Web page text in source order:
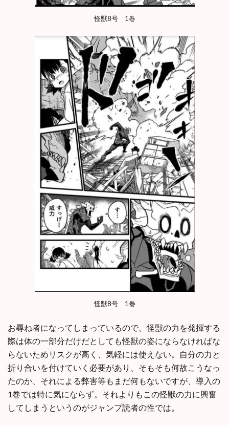
怪獣8号 1巻
怪獣8号 1巻
お尋ね者になってしまっているので、怪獣の力を発揮する
際は体の一部分だけだとしても怪獣の姿にならなければな
らないためリスクが高く、気軽には使えない。自分の力と
折り合いを付けていく必要があり、そもそも何故こうなっ
たのか、それによる弊害等もまだ何もないですが、導入の
1巻では特に気にならず。それよりもこの怪獣の力に興奮
してしまうというのがジャンプ読者の性では。